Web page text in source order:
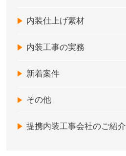
内装仕上げ素材
内装工事の実務
新着案件
その他
提携内装工事会社のご紹介